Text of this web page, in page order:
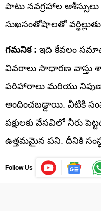
పాటు నవగ్రహాల ఆశీస్సులు
సుఖసంతోషాలతో
గమనిక : ఇది కేవలం
వివరాలు సాధారణ వాస్తు
పరిహారాలు మరియు
అందించబడ్డాయి. వీటికి
పక్షులకు వేసవిలో నీరు
ఉత్తమమైన పని. దీనికి
Follow Us